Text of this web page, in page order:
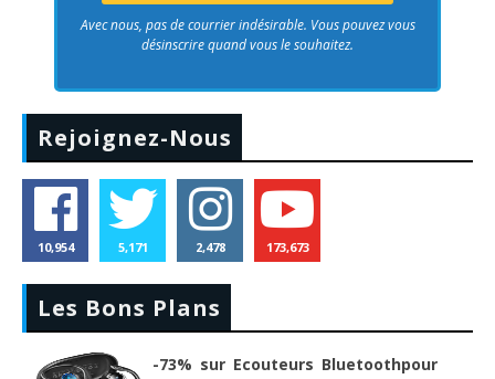
Avec nous, pas de courrier indésirable. Vous pouvez vous
désinscrire quand vous le souhaitez.
Rejoignez-Nous
10,954 5,171 2,478 173,673
Les Bons Plans
-73% sur Ecouteurs Bluetoothpour